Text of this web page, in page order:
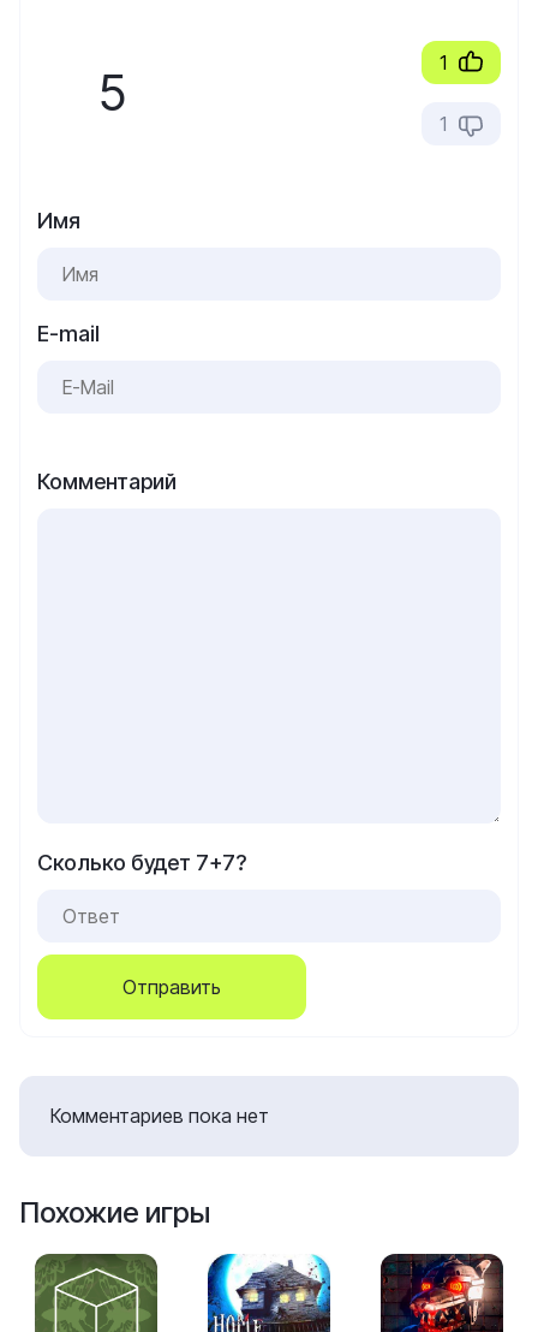
5 1
1
Имя
E-mail
Комментарий
Сколько будет 7+7?
Отправить
Комментариев пока нет
Похожие игры